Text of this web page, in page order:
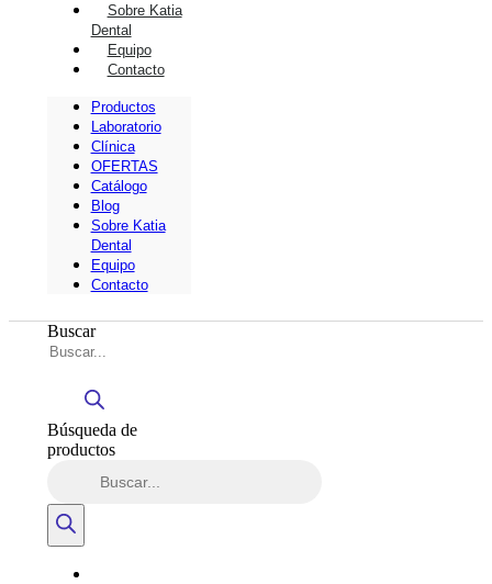
Sobre Katia
Dental
Equipo
Contacto
Productos
Laboratorio
Clínica
OFERTAS
Catálogo
Blog
Sobre Katia
Dental
Equipo
Contacto
Buscar
Búsqueda de
productos